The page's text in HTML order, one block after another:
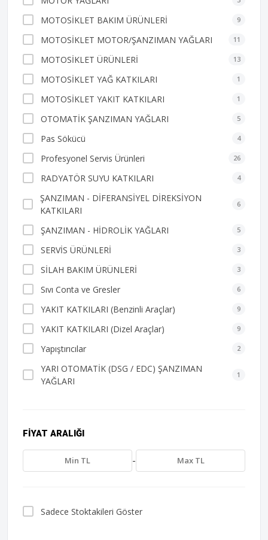
MOTOSİKLET BAKIM ÜRÜNLERİ 9
MOTOSİKLET MOTOR/ŞANZIMAN YAĞLARI 11
MOTOSİKLET ÜRÜNLERİ 13
MOTOSİKLET YAĞ KATKILARI 1
MOTOSİKLET YAKIT KATKILARI 1
OTOMATİK ŞANZIMAN YAĞLARI 5
Pas Sökücü 4
Profesyonel Servis Ürünleri 26
RADYATÖR SUYU KATKILARI 4
ŞANZIMAN - DİFERANSİYEL DİREKSİYON
KATKILARI
6
ŞANZIMAN - HİDROLİK YAĞLARI 5
SERVİS ÜRÜNLERİ 3
SİLAH BAKIM ÜRÜNLERİ 3
Sıvı Conta ve Gresler 6
YAKIT KATKILARI (Benzinli Araçlar) 9
YAKIT KATKILARI (Dizel Araçlar) 9
Yapıştırıcılar 2
YARI OTOMATİK (DSG / EDC) ŞANZIMAN
YAĞLARI
1
FIYAT ARALIĞI
-
Sadece Stoktakileri Göster